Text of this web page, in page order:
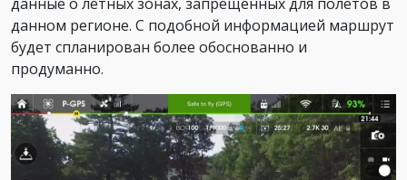
данные о летных зонах, запрещенных для полетов в
данном регионе. С подобной информацией маршрут
будет спланирован более обоснованно и
продуманно.